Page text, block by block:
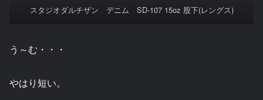
スタジオダルチザン デニム SD-107 15oz 股下(レングス)
う～む・・・
やはり短い。